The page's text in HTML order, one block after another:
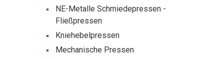
NE-Metalle Schmiedepressen -
Fließpressen
Kniehebelpressen
Mechanische Pressen